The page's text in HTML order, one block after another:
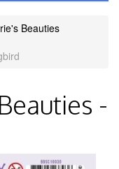
Beauties
-